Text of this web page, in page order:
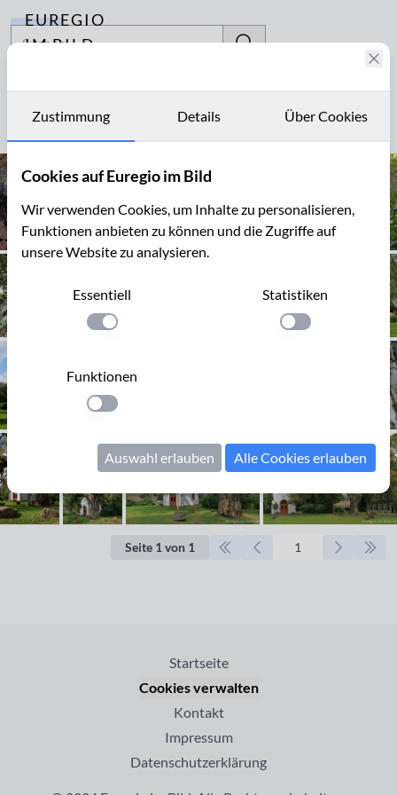
EUREGIO
IM BILD
Archiv
Kontakt
Archiv
Seite 1 von 1
Startseite
Cookies verwalten
Kontakt
Impressum
Datenschutzerklärung
Zustimmung Details Über Cookies
Cookies auf Euregio im Bild
Wir verwenden Cookies, um Inhalte zu personalisieren,
Funktionen anbieten zu können und die Zugriffe auf
unsere Website zu analysieren.
Essentiell
Einstellung anwenden
Statistiken
Einstellung
Funktionen
Einstellung anwenden
Auswahl erlauben Alle Cookies erlauben